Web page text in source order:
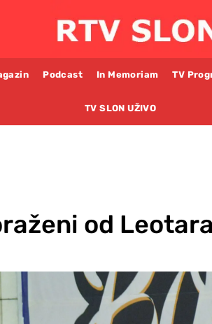
Podcast In Memoriam TV
TV SLON UŽIVO
od Leotara